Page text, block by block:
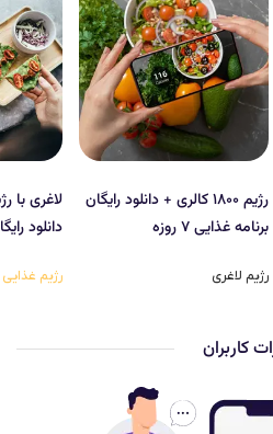
رژیم ۱۸۰۰ کالری + دانلود رایگان
برنامه غذایی ۷ روزه
رژیم لاغری
دانلود
رژیم غذایی
کاربران